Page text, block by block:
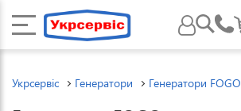
Укрсервіс Генератори Генератори FOGO